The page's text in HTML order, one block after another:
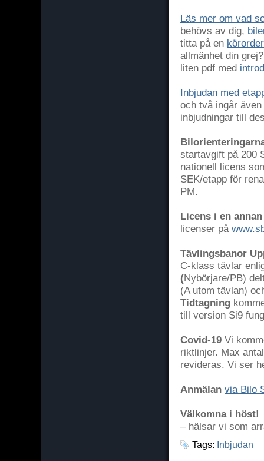
Läs mer om vad
behövs av dig,
titta på en körorder
allmänhet din
liten pdf med
Inbjudan med
och två ingår
inbjudningar till
startavgift på 200
nationell licens
SEK/etapp för
PM.
Licens i en
licenser på
Tävlingsbanor
C-klass tävlar
(Nybörjare/PB)
(A utom tävlan)
Tidtagning
till version Si9
Covid-19 Vi
riktlinjer. Max
revideras. Vi ser
Anmälan via Bilo
Välkomna i höst!
– hälsar vi som
Tags: Inbjudan